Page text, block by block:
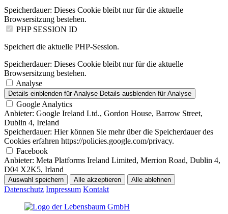
Speicherdauer: Dieses Cookie bleibt nur für die aktuelle
Browsersitzung bestehen.
PHP SESSION ID
Speichert die aktuelle PHP-Session.
Speicherdauer: Dieses Cookie bleibt nur für die aktuelle
Browsersitzung bestehen.
Analyse
Details einblenden für Analyse Details ausblenden für Analyse
Google Analytics
Anbieter: Google Ireland Ltd., Gordon House, Barrow Street,
Dublin 4, Ireland
Speicherdauer: Hier können Sie mehr über die Speicherdauer des
Cookies erfahren https://policies.google.com/privacy.
Facebook
Anbieter: Meta Platforms Ireland Limited, Merrion Road, Dublin 4,
D04 X2K5, Irland
Auswahl speichern Alle akzeptieren Alle ablehnen
Datenschutz Impressum Kontakt